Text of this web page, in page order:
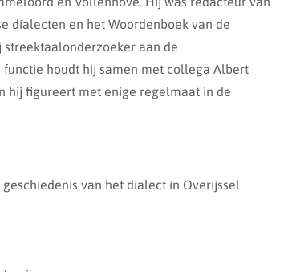
dialecten en het Woordenboek van de
aan de
houdt hij samen met collega Albert
hij figureert met enige regelmaat in de
van het dialect in Overijssel